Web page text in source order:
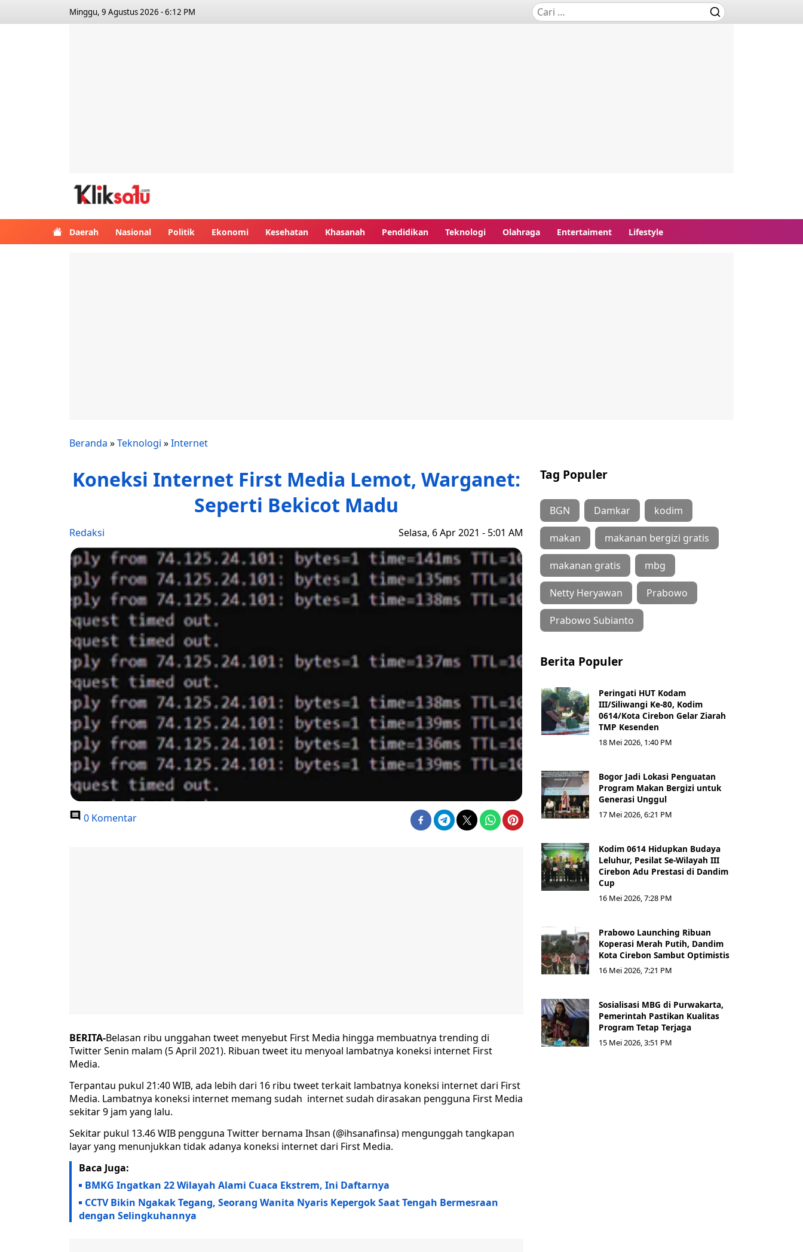
Minggu, 9 Agustus 2026 - 6:12 PM
Daerah Nasional Politik Ekonomi Kesehatan Khasanah Pendidikan Teknologi Olahraga Entertaiment Lifestyle
Beranda »Teknologi »Internet
Koneksi Internet First Media Lemot, Warganet:
Seperti Bekicot Madu
Redaksi Selasa, 6 Apr 2021 - 5:01 AM
0 Komentar
BERITA-Belasan ribu unggahan tweet menyebut First Media hingga membuatnya trending di
Twitter Senin malam (5 April 2021). Ribuan tweet itu menyoal lambatnya koneksi internet First
Media.
Terpantau pukul 21:40 WIB, ada lebih dari 16 ribu tweet terkait lambatnya koneksi internet dari First
Media. Lambatnya koneksi internet memang sudah internet sudah dirasakan pengguna First Media
sekitar 9 jam yang lalu.
Sekitar pukul 13.46 WIB pengguna Twitter bernama Ihsan (@ihsanafinsa) mengunggah tangkapan
layar yang menunjukkan tidak adanya koneksi internet dari First Media.
Baca Juga:
BMKG Ingatkan 22 Wilayah Alami Cuaca Ekstrem, Ini Daftarnya
CCTV Bikin Ngakak Tegang, Seorang Wanita Nyaris Kepergok Saat Tengah Bermesraan
dengan Selingkuhannya
Tag Populer
BGN Damkar kodim
makan makanan bergizi gratis
makanan gratis mbg
Netty Heryawan Prabowo
Prabowo Subianto
Berita Populer
Peringati HUT Kodam
III/Siliwangi Ke-80, Kodim
0614/Kota Cirebon Gelar Ziarah
TMP Kesenden
18 Mei 2026, 1:40 PM
Bogor Jadi Lokasi Penguatan
Program Makan Bergizi untuk
Generasi Unggul
17 Mei 2026, 6:21 PM
Kodim 0614 Hidupkan Budaya
Leluhur, Pesilat Se-Wilayah III
Cirebon Adu Prestasi di Dandim
Cup
16 Mei 2026, 7:28 PM
Prabowo Launching Ribuan
Koperasi Merah Putih, Dandim
Kota Cirebon Sambut Optimistis
16 Mei 2026, 7:21 PM
Sosialisasi MBG di Purwakarta,
Pemerintah Pastikan Kualitas
Program Tetap Terjaga
15 Mei 2026, 3:51 PM